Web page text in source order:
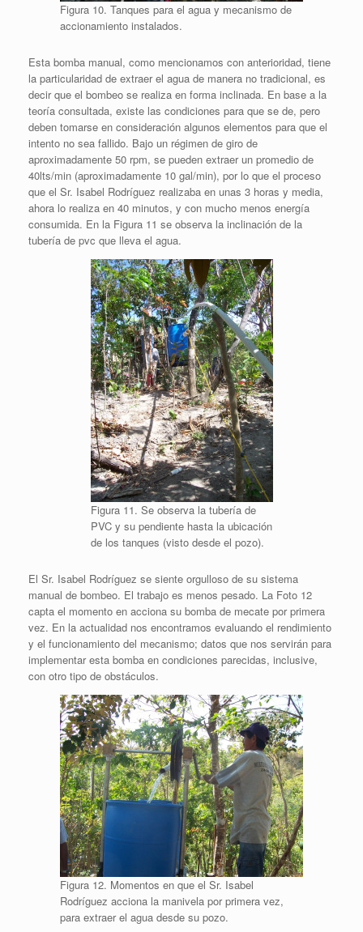
Figura 10. Tanques para el agua y mecanismo de
accionamiento instalados.
Esta bomba manual, como mencionamos con anterioridad, tiene
la particularidad de extraer el agua de manera no tradicional, es
decir que el bombeo se realiza en forma inclinada. En base a la
teoría consultada, existe las condiciones para que se de, pero
deben tomarse en consideración algunos elementos para que el
intento no sea fallido. Bajo un régimen de giro de
aproximadamente 50 rpm, se pueden extraer un promedio de
40lts/min (aproximadamente 10 gal/min), por lo que el proceso
que el Sr. Isabel Rodríguez realizaba en unas 3 horas y media,
ahora lo realiza en 40 minutos, y con mucho menos energía
consumida. En la Figura 11 se observa la inclinación de la
tubería de pvc que lleva el agua.
Figura 11. Se observa la tubería de
PVC y su pendiente hasta la ubicación
de los tanques (visto desde el pozo).
El Sr. Isabel Rodríguez se siente orgulloso de su sistema
manual de bombeo. El trabajo es menos pesado. La Foto 12
capta el momento en acciona su bomba de mecate por primera
vez. En la actualidad nos encontramos evaluando el rendimiento
y el funcionamiento del mecanismo; datos que nos servirán para
implementar esta bomba en condiciones parecidas, inclusive,
con otro tipo de obstáculos.
Figura 12. Momentos en que el Sr. Isabel
Rodríguez acciona la manivela por primera vez,
para extraer el agua desde su pozo.